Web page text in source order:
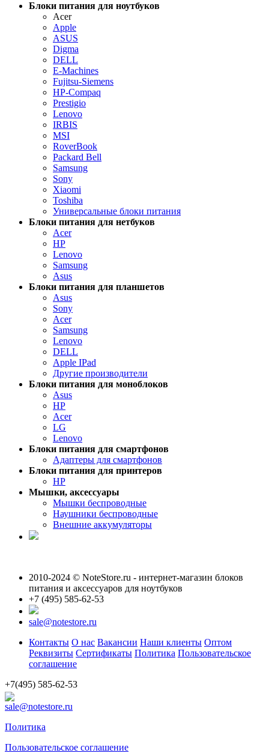
Блоки питания для ноутбуков
Acer
Apple
ASUS
Digma
DELL
E-Machines
Fujitsu-Siemens
HP-Compaq
Prestigio
Lenovo
IRBIS
MSI
RoverBook
Packard Bell
Samsung
Sony
Xiaomi
Toshiba
Универсальные блоки питания
Блоки питания для нетбуков
Acer
HP
Lenovo
Samsung
Asus
Блоки питания для планшетов
Asus
Sony
Acer
Samsung
Lenovo
DELL
Apple IPad
Другие производители
Блоки питания для моноблоков
Asus
HP
Acer
LG
Lenovo
Блоки питания для смартфонов
Адаптеры для смартфонов
Блоки питания для принтеров
HP
Мышки, аксессуары
Мышки беспроводные
Наушники беспроводные
Внешние аккумуляторы
2010-2024 © NoteStore.ru - интернет-магазин блоков
питания и аксессуаров для ноутбуков
+7 (495) 585-62-53
sale@notestore.ru
Контакты О нас Вакансии Наши клиенты Оптом
Реквизиты Сертификаты Политика Пользовательское
соглашение
+7(495) 585-62-53
sale@notestore.ru
Политика
Пользовательское соглашение